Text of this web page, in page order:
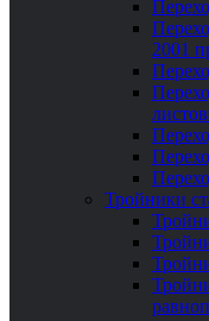
2001
Тройники